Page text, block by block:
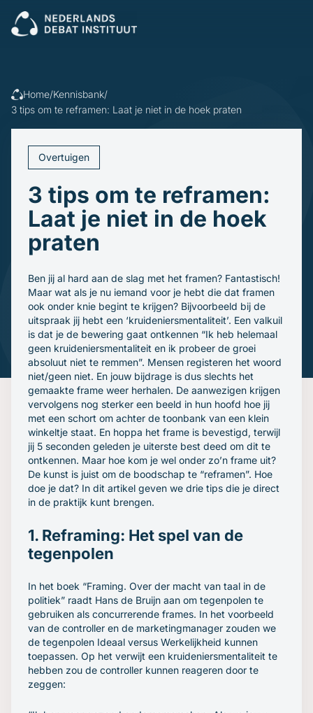
Open cursus
Incompany
Politiek
Dagvoorzitters
Dagvoorzitters
Gespreksleiders
Voor wie
Bedrijfsleven
Politiek en gemeenten
Beroepsopleiders
Brancheverenigingen
Ondernemingsraden
Kennisbank
Blogs en video's
Boeken
Downloads
Over ons
Ons verhaal
Inschrijven
Gratis oefenavonden
Contact
Home/Kennisbank/
3 tips om te reframen: Laat je niet in de hoek praten
Overtuigen
3 tips om te reframen:
Laat je niet in de hoek
praten
Ben jij al hard aan de slag met het framen? Fantastisch!
Maar wat als je nu iemand voor je hebt die dat framen
ook onder knie begint te krijgen? Bijvoorbeeld bij de
uitspraak jij hebt een ‘kruideniersmentaliteit’. Een valkuil
is dat je de bewering gaat ontkennen “Ik heb helemaal
geen kruideniersmentaliteit en ik probeer de groei
absoluut niet te remmen”. Mensen registeren het woord
niet/geen niet. En jouw bijdrage is dus slechts het
gemaakte frame weer herhalen. De aanwezigen krijgen
vervolgens nog sterker een beeld in hun hoofd hoe jij
met een schort om achter de toonbank van een klein
winkeltje staat. En hoppa het frame is bevestigd, terwijl
jij 5 seconden geleden je uiterste best deed om dit te
ontkennen. Maar hoe kom je wel onder zo’n frame uit?
De kunst is juist om de boodschap te “reframen”. Hoe
doe je dat? In dit artikel geven we drie tips die je direct
in de praktijk kunt brengen.
1. Reframing: Het spel van de
tegenpolen
In het boek “Framing. Over der macht van taal in de
politiek” raadt Hans de Bruijn aan om tegenpolen te
gebruiken als concurrerende frames. In het voorbeeld
van de controller en de marketingmanager zouden we
de tegenpolen Ideaal versus Werkelijkheid kunnen
toepassen. Op het verwijt een kruideniersmentaliteit te
hebben zou de controller kunnen reageren door te
zeggen: